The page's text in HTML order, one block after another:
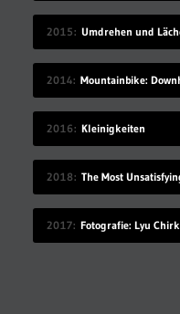
2015 Umdrehen und
2014 Mountainbike:
2016 Kleinigkeiten
2018
2017 Fotografie: Lyu